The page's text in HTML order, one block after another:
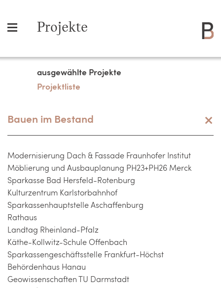
Projekte
ausgewählte Projekte
Projektliste
Bauen im Bestand
Modernisierung Dach & Fassade Fraunhofer Institut
Möblierung und Ausbauplanung PH23+PH26 Merck
Sparkasse Bad Hersfeld-Rotenburg
Kulturzentrum Karlstorbahnhof
Sparkassenhauptstelle Aschaffenburg
Rathaus
Landtag Rheinland-Pfalz
Käthe-Kollwitz-Schule Offenbach
Sparkassengeschäftsstelle Frankfurt-Höchst
Behördenhaus Hanau
Geowissenschaften TU Darmstadt